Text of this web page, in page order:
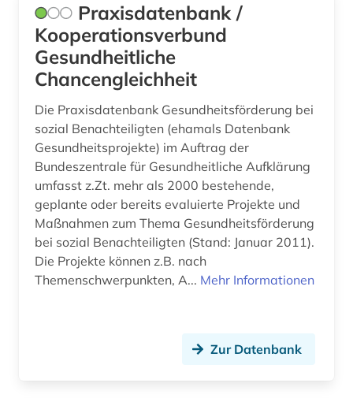
baupreis (1)
bauprodukt (1)
baurecht (2)
bausanierung (1)
baustoff (4)
baustoffe (1)
baustoffkunde (1)
bautechnik (2)
bauunternehmer (1)
Praxisdatenbank /
Kooperationsverbund
Gesundheitliche
Chancengleichheit
Die Praxisdatenbank Gesundheitsförderung bei
sozial Benachteiligten (ehamals Datenbank
Gesundheitsprojekte) im Auftrag der
Bundeszentrale für Gesundheitliche Aufklärung
umfasst z.Zt. mehr als 2000 bestehende,
geplante oder bereits evaluierte Projekte und
Maßnahmen zum Thema Gesundheitsförderung
bei sozial Benachteiligten (Stand: Januar 2011).
Die Projekte können z.B. nach
Themenschwerpunkten, A... Mehr Informationen
Zur Datenbank